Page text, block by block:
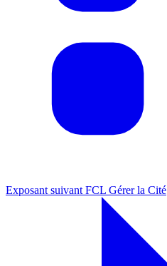
Exposant suivant FCL Gérer la Cité